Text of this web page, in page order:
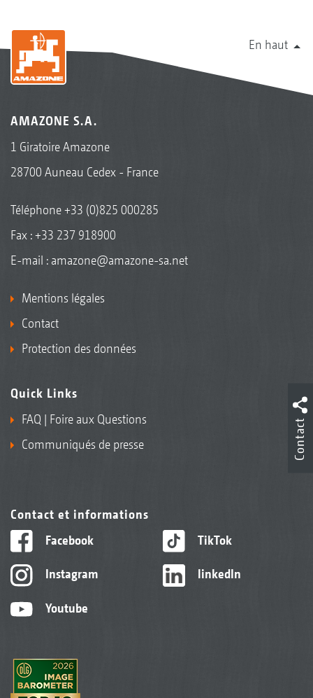
En haut
AMAZONE S.A.
1 Giratoire Amazone
28700 Auneau Cedex - France
Téléphone+33 (0)825 000285
Fax : +33 237 918900
E-mail : amazone@amazone-sa.net
Mentions légales
Contact
Protection des données
Quick Links
FAQ | Foire aux Questions
Communiqués de presse
Contact et informations
Facebook
Instagram
Youtube
TikTok
linkedIn
Contact